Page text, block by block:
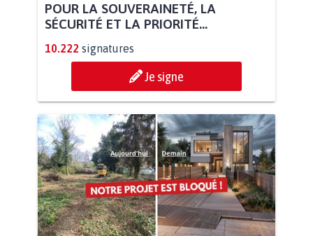
POUR LA SOUVERAINETÉ, LA
SÉCURITÉ ET LA PRIORITÉ...
10.222 signatures
Je signe